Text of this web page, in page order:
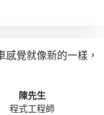
覺就像新的一樣，
陳先生
程式工程師